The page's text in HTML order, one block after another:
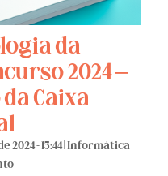
da
2024 –
Caixa
2024 - 13:44 |Informática